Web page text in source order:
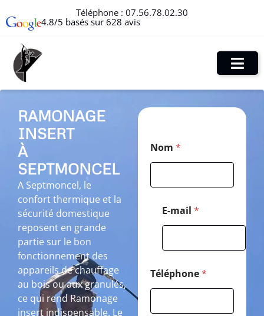
Téléphone : 07.56.78.02.30
4.8/5 basés sur 628 avis
RAMONAGE
INSERT
À
SEPTMONCEL
A Septmoncel, le
confort thermique et la
sécurité domestique
reposent en grande
partie sur le bon
fonctionnement des
appareils de chauffage
au bois ou aux granulés,
ce qui rend Ramonage
insert indispensable. Le
Nom *
E-mail *
Téléphone*